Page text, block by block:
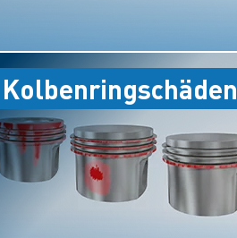
Kolbenringschäden